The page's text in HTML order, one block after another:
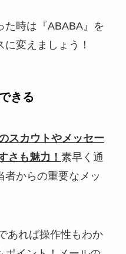
た時は『ABABA』を
変えましょう！
きる
スカウトやメッセー
さも魅力！ 素早く通
者からの重要なメッ
あれば操作性もわか